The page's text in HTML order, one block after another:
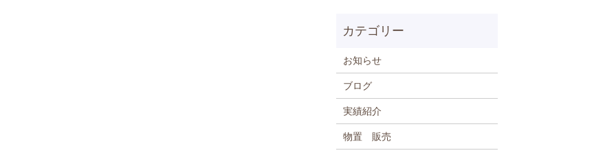
お知らせ
ブログ
実績紹介
物置 販売